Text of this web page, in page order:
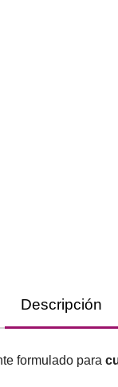
Descripción
formulado para